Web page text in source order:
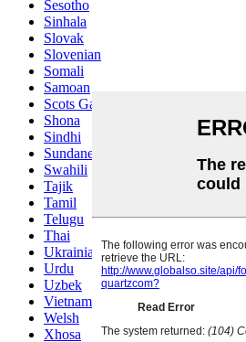
Sesotho
Sinhala
Slovak
Slovenian
Somali
Samoan
Scots Gaelic
Shona
Sindhi
Sundanese
Swahili
Tajik
Tamil
Telugu
Thai
Ukrainian
Urdu
Uzbek
Vietnamese
Welsh
Xhosa